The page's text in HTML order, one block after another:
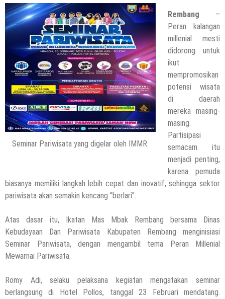
Seminar Pariwisata yang digelar oleh IMMR.
Rembang –
Peran kalangan
millenial mesti
didorong untuk
ikut
mempromosikan
potensi wisata
di daerah
mereka masing-
masing.
Partisipasi
semacam itu
menjadi penting,
karena pemuda
biasanya memiliki langkah lebih cepat dan inovatif, sehingga sektor
pariwisata akan semakin kencang “berlari”.
Atas dasar itu, Ikatan Mas Mbak Rembang bersama Dinas
Kebudayaan Dan Pariwisata Kabupaten Rembang menginisiasi
Seminar Pariwisata, dengan mengambil tema Peran Millenial
Mewarnai Pariwisata.
Romy Adi, selaku pelaksana kegiatan mengatakan seminar
berlangsung di Hotel Pollos, tanggal 23 Februari mendatang.